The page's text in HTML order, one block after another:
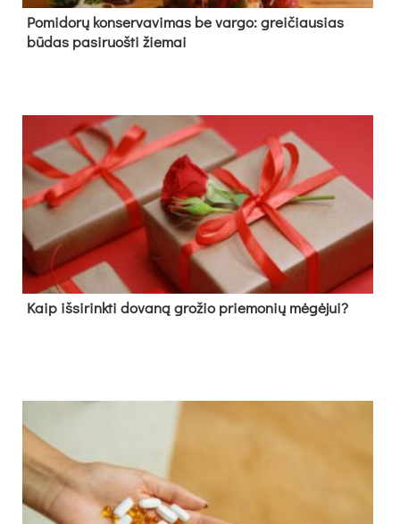
Pomidorų konservavimas be vargo: greičiausias
būdas pasiruošti žiemai
Kaip išsirinkti dovaną grožio priemonių mėgėjui?